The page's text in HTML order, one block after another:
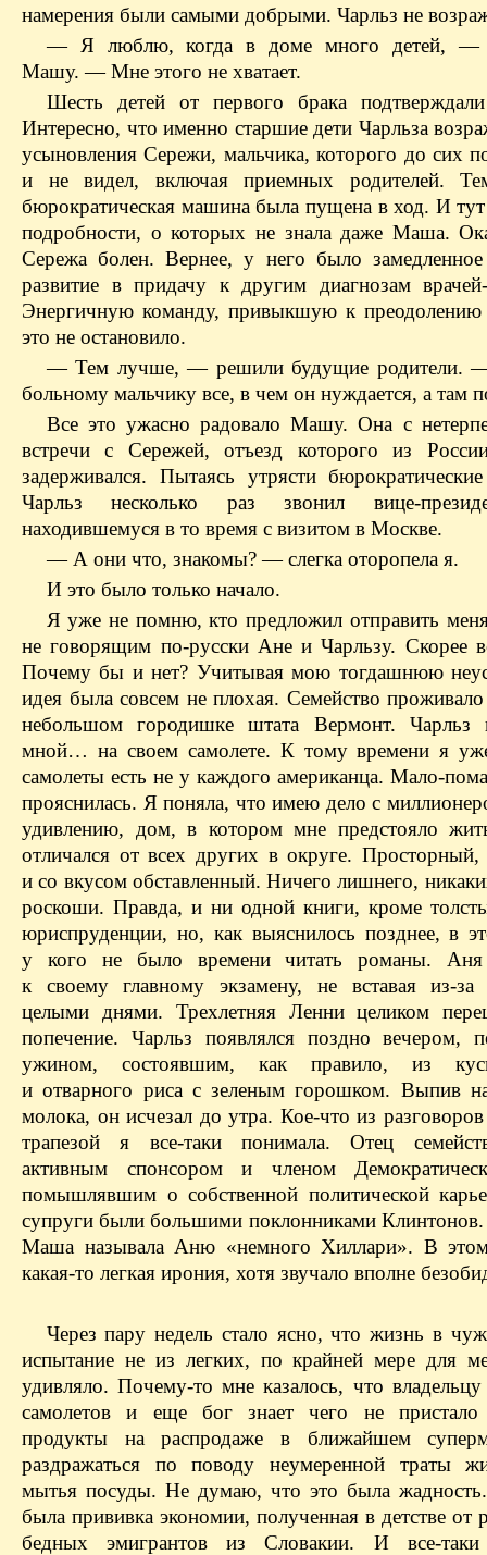
намерения были самыми добрыми. Чарльз не
— Я люблю, когда в доме много детей, —
Машу. — Мне этого не хватает.
Шесть детей от первого брака
Интересно, что именно старшие дети Чарльза
усыновления Сережи, мальчика, которого до сих
и не видел, включая приемных родителей.
бюрократическая машина была пущена в ход. И
подробности, о которых не знала даже Маша.
Сережа болен. Вернее, у него было замедленное
развитие в придачу к другим диагнозам врачей-
Энергичную команду, привыкшую к преодолению
это не остановило.
— Тем лучше, — решили будущие родители.
больному мальчику все, в чем он нуждается, а там
Все это ужасно радовало Машу. Она с
встречи с Сережей, отъезд которого из
задерживался. Пытаясь утрясти
Чарльз несколько раз звонил вице-
находившемуся в то время с визитом в Москве.
— А они что, знакомы? — слегка оторопела я.
И это было только начало.
Я уже не помню, кто предложил отправить
не говорящим по-русски Ане и Чарльзу. Скорее
Почему бы и нет? Учитывая мою тогдашнюю
идея была совсем не плохая. Семейство
небольшом городишке штата Вермонт. Чарльз
мной… на своем самолете. К тому времени я
самолеты есть не у каждого американца. Мало-
прояснилась. Я поняла, что имею дело с
удивлению, дом, в котором мне предстояло
отличался от всех других в округе.
и со вкусом обставленный. Ничего лишнего,
роскоши. Правда, и ни одной книги, кроме
юриспруденции, но, как выяснилось позднее, в
у кого не было времени читать романы. Аня
к своему главному экзамену, не вставая из-за
целыми днями. Трехлетняя Ленни целиком
попечение. Чарльз появлялся поздно вечером,
ужином, состоявшим, как правило, из
и отварного риса с зеленым горошком. Выпив
молока, он исчезал до утра. Кое-что из разговоров
трапезой я все-таки понимала. Отец
активным спонсором и членом
помышлявшим о собственной политической
супруги были большими поклонниками
Маша называла Аню «немного Хиллари». В
какая-то легкая ирония, хотя звучало вполне
Через пару недель стало ясно, что жизнь в
испытание не из легких, по крайней мере для
удивляло. Почему-то мне казалось, что
самолетов и еще бог знает чего не пристало
продукты на распродаже в ближайшем
раздражаться по поводу неумеренной траты
мытья посуды. Не думаю, что это была
была прививка экономии, полученная в детстве от
бедных эмигрантов из Словакии. И все-